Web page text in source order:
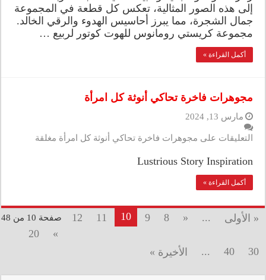
إلى هذه الصور المثالية، تعكس كل قطعة في المجموعة
جمال الشجرة، مما يبرز أحاسيس الهدوء والرقي الخالد.
مجموعة كريستي رومانوس للهوت كوتور لربيع …
أكمل القراءة »
مجوهرات فاخرة تحاكي أنوثة كل امرأة
مارس 13, 2024
التعليقات على مجوهرات فاخرة تحاكي أنوثة كل امرأة مغلقة
Lustrious Story Inspiration
أكمل القراءة »
صفحة 10 من 48 « الأولى ...
«
8
9
10
11
12
»
20
30
40
... الأخيرة »